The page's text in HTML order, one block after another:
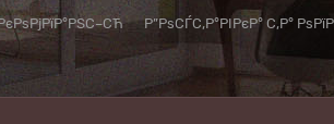
Р”РѕСЃС‚Р°РІРєР° С‚Р°